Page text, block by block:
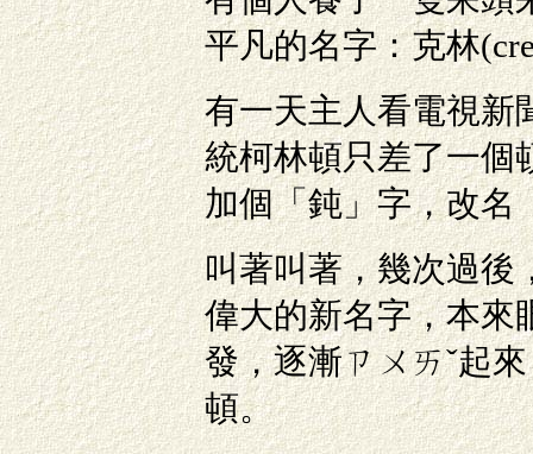
平凡的名字：克林
有一天主人看電視新
統柯林頓只差了一個
加個「鈍」字，改名
叫著叫著，幾次過後
偉大的新名字，本來
發，逐漸ㄗㄨㄞˇ起
頓。